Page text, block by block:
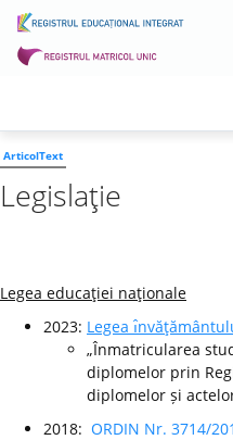
ArticolText
Legislaţie
Legea educaţiei naţionale
2023: Legea
„Înmatricularea
diplomelor prin
diplomelor și
2018: ORDIN Nr. 3714/